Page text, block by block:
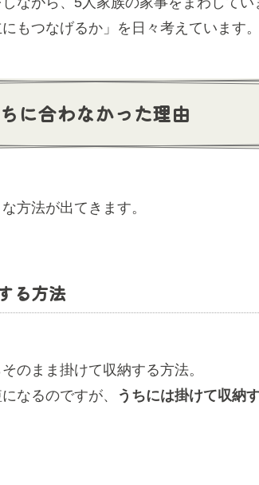
もつなげるか」を日々考えています。
に合わなかった理由
方法が出てきます。
る方法
のまま掛けて収納する方法。
なるのですが、
うちには掛けて収納